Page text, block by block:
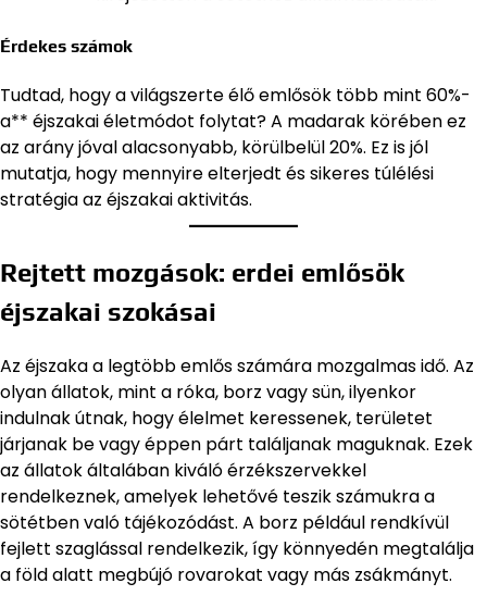
Érdekes számok
Tudtad, hogy a világszerte élő emlősök több mint 60%-
a** éjszakai életmódot folytat? A madarak körében ez
az arány jóval alacsonyabb, körülbelül 20%. Ez is jól
mutatja, hogy mennyire elterjedt és sikeres túlélési
stratégia az éjszakai aktivitás.
Rejtett mozgások: erdei emlősök
éjszakai szokásai
Az éjszaka a legtöbb emlős számára mozgalmas idő. Az
olyan állatok, mint a róka, borz vagy sün, ilyenkor
indulnak útnak, hogy élelmet keressenek, területet
járjanak be vagy éppen párt találjanak maguknak. Ezek
az állatok általában kiváló érzékszervekkel
rendelkeznek, amelyek lehetővé teszik számukra a
sötétben való tájékozódást. A borz például rendkívül
fejlett szaglással rendelkezik, így könnyedén megtalálja
a föld alatt megbújó rovarokat vagy más zsákmányt.